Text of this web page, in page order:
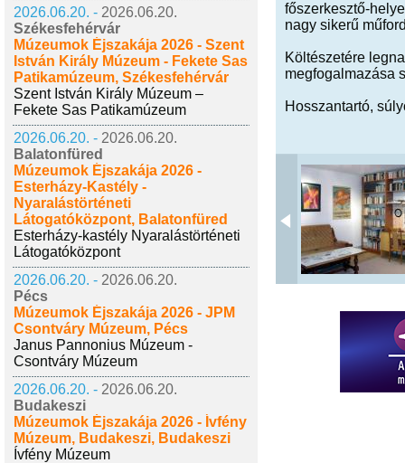
2026.06.20. - 2026.06.20.
Székesfehérvár
Múzeumok Éjszakája 2026 - Szent
István Király Múzeum - Fekete Sas
Patikamúzeum, Székesfehérvár
Szent István Király Múzeum –
Fekete Sas Patikamúzeum
2026.06.20. - 2026.06.20.
Balatonfüred
Múzeumok Éjszakája 2026 -
Esterházy-Kastély -
Nyaralástörténeti
Látogatóközpont, Balatonfüred
Esterházy-kastély Nyaralástörténeti
Látogatóközpont
2026.06.20. - 2026.06.20.
Pécs
Múzeumok Éjszakája 2026 - JPM
Csontváry Múzeum, Pécs
Janus Pannonius Múzeum -
Csontváry Múzeum
2026.06.20. - 2026.06.20.
Budakeszi
Múzeumok Éjszakája 2026 - Ívfény
Múzeum, Budakeszi, Budakeszi
Ívfény Múzeum
főszerkesztő-
nagy sikerű
Költészetére
megfogalmazása
Hosszantartó,